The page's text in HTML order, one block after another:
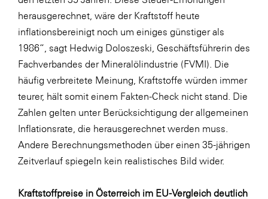
Verband Druck Medien Österreich
Wirtschaftskammer Salzburg
WKS Fachgruppe Fahrzeughandel und
Fahrzeugtechnik
WK UBIT
Zühlke
herausgerechnet, wäre der Kraftstoff heute
inflationsbereinigt noch um einiges günstiger als
1986“, sagt Hedwig Doloszeski, Geschäftsführerin des
Fachverbandes der Mineralölindustrie (FVMI). Die
häufig verbreitete Meinung, Kraftstoffe würden immer
teurer, hält somit einem Fakten-Check nicht stand. Die
Zahlen gelten unter Berücksichtigung der allgemeinen
Inflationsrate, die herausgerechnet werden muss.
Andere Berechnungsmethoden über einen 35-jährigen
Zeitverlauf spiegeln kein realistisches Bild wider.
Kraftstoffpreise in Österreich im EU-Vergleich deutlich